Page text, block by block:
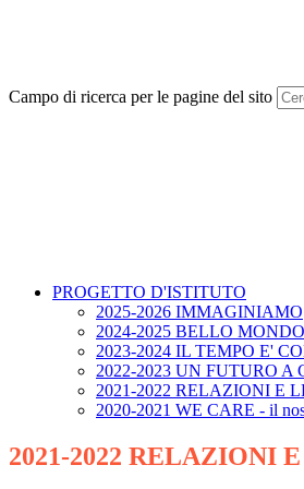
Campo di ricerca per le pagine del sito
PROGETTO D'ISTITUTO
2025-2026 IMMAGINIAMO
2024-2025 BELLO MONDO
2023-2024 IL TEMPO E'
2022-2023 UN FUTURO A
2021-2022 RELAZIONI E
2020-2021 WE CARE - il
2021-2022 RELAZIONI